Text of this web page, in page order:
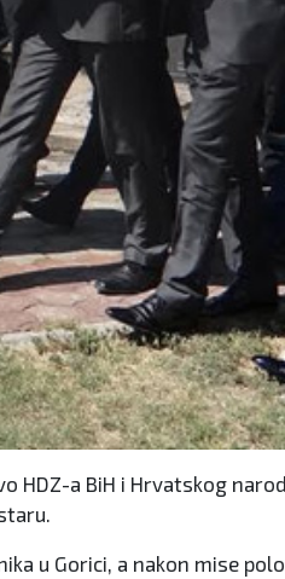
HDZ-a BiH i Hrvatskog
u Gorici, a nakon mise